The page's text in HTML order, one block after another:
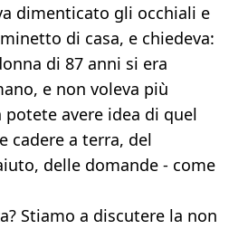
dimenticato gli occhiali e
di casa, e chiedeva:
di 87 anni si era
e non voleva più
avere idea di quel
cadere a terra, del
delle domande - come
Stiamo a discutere la non